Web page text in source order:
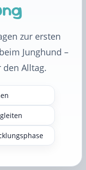
zur ersten
Junghund –
Alltag.